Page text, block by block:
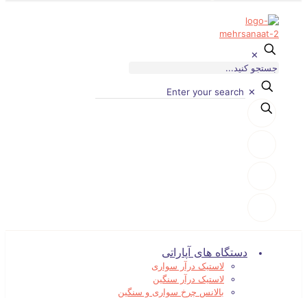
✕
✕
دستگاه های آپاراتی
لاستیک درآر سواری
لاستیک درآر سنگین
بالانس چرخ سواری و سنگین